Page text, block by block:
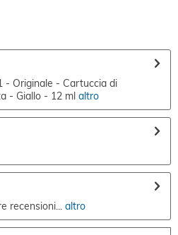
- Originale - Cartuccia di
- Giallo - 12 ml altro
recensioni... altro